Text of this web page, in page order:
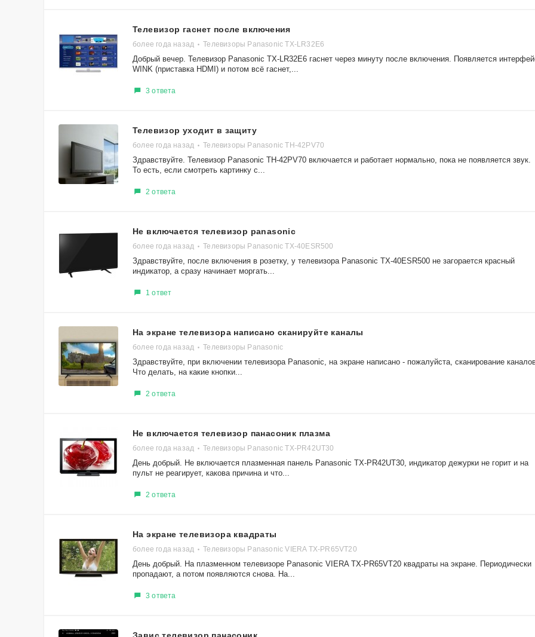
Телевизор гаснет после включения
более года назад Телевизоры Panasonic TX-LR32E6
Добрый вечер. Телевизор Panasonic TX-LR32E6 гаснет через минуту после включения. Появляется
WINK (приставка HDMI) и потом всё гаснет,...
3 ответа
Телевизор уходит в защиту
более года назад Телевизоры Panasonic TH-42PV70
Здравствуйте. Телевизор Panasonic TH-42PV70 включается и работает нормально, пока не появляется звук.
То есть, если смотреть картинку с...
2 ответа
Не включается телевизор panasonic
более года назад Телевизоры Panasonic TX-40ESR500
Здравствуйте, после включения в розетку, у телевизора Panasonic TX-40ESR500 не загорается красный
индикатор, а сразу начинает моргать...
1 ответ
На экране телевизора написано сканируйте каналы
более года назад Телевизоры Panasonic
Здравствуйте, при включении телевизора Panasonic, на экране написано - пожалуйста, сканирование
Что делать, на какие кнопки...
2 ответа
Не включается телевизор панасоник плазма
более года назад Телевизоры Panasonic TX-PR42UT30
День добрый. Не включается плазменная панель Panasonic TX-PR42UT30, индикатор дежурки не горит и на
пульт не реагирует, какова причина и что...
2 ответа
На экране телевизора квадраты
более года назад Телевизоры Panasonic VIERA TX-PR65VT20
День добрый. На плазменном телевизоре Panasonic VIERA TX-PR65VT20 квадраты на экране. Периодически
пропадают, а потом появляются снова. На...
3 ответа